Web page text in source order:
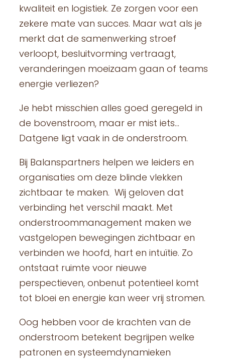
kwaliteit en logistiek. Ze zorgen voor een
zekere mate van succes. Maar wat als je
merkt dat de samenwerking stroef
verloopt, besluitvorming vertraagt,
veranderingen moeizaam gaan of teams
energie verliezen?
Je hebt misschien alles goed geregeld in
de bovenstroom, maar er mist iets…
Datgene ligt vaak in de onderstroom.
Bij Balanspartners helpen we leiders en
organisaties om deze blinde vlekken
zichtbaar te maken. Wij geloven dat
verbinding het verschil maakt. Met
onderstroommanagement maken we
vastgelopen bewegingen zichtbaar en
verbinden we hoofd, hart en intuïtie. Zo
ontstaat ruimte voor nieuwe
perspectieven, onbenut potentieel komt
tot bloei en energie kan weer vrij stromen.
Oog hebben voor de krachten van de
onderstroom betekent begrijpen welke
patronen en systeemdynamieken